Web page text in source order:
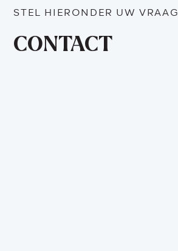
STEL HIERONDER UW VRAAG
CONTACT